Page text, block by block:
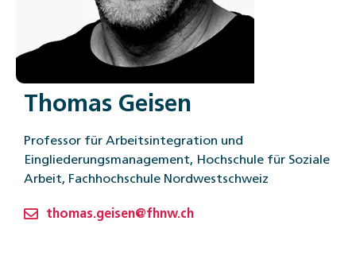
Thomas Geisen
Professor für Arbeitsintegration und
Eingliederungsmanagement, Hochschule für Soziale
Arbeit, Fachhochschule Nordwestschweiz
thomas.geisen@fhnw.ch